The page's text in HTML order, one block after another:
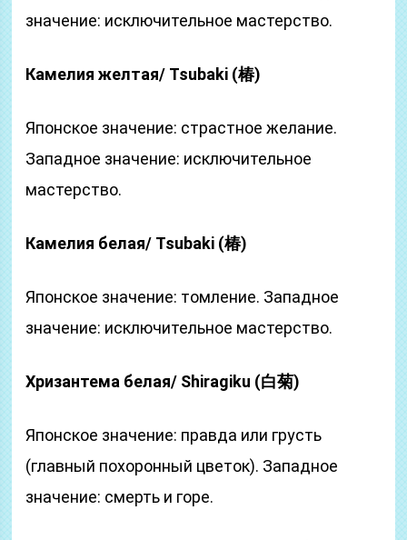
значение: исключительное мастерство.
Камелия желтая/ Tsubaki (椿)
Японское значение: страстное желание.
Западное значение: исключительное
мастерство.
Камелия белая/ Tsubaki (椿)
Японское значение: томление. Западное
значение: исключительное мастерство.
Хризантема белая/ Shiragiku (白菊)
Японское значение: правда или грусть
(главный похоронный цветок). Западное
значение: смерть и горе.